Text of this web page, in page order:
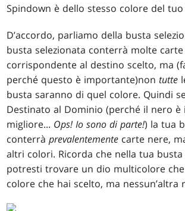
Spindown è dello stesso colore del
D’accordo, parliamo della busta
busta selezionata conterrà molte
corrispondente al destino scelto, ma
perché questo è importante)nontutte
busta saranno di quel colore. Quindi
Destinato al Dominio (perché il nero è
migliore... Ops! Io sono di parte!) la tua
conterràprevalentemente carte nere,
altri colori. Ricorda che nella tua busta
potresti trovare un dio multicolore
colore che hai scelto, ma nessun’altra